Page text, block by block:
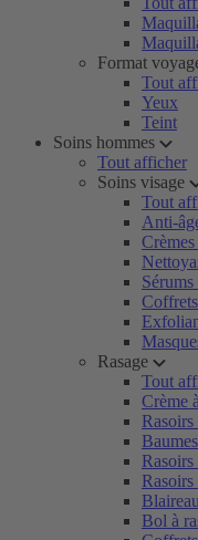
Format
Tout
Yeux
Teint
Soins hommes
Tout afficher
Soins visage
Tout
Anti-
Rasage
Tout
Crème
Rasoirs
Rasoirs
Bol à